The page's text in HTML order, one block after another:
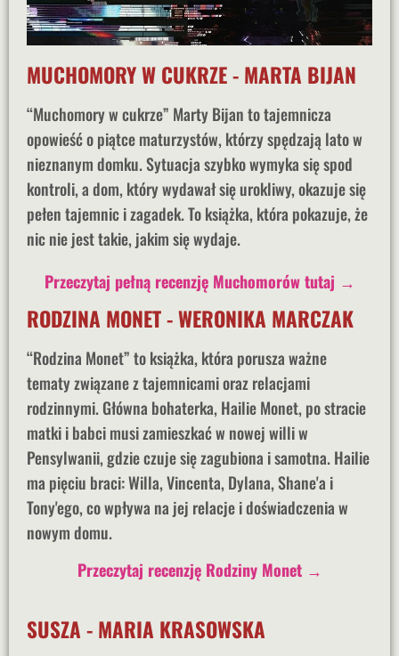
MUCHOMORY W CUKRZE - MARTA BIJAN
“Muchomory w cukrze” Marty Bijan to tajemnicza
opowieść o piątce maturzystów, którzy spędzają lato w
nieznanym domku. Sytuacja szybko wymyka się spod
kontroli, a dom, który wydawał się urokliwy, okazuje się
pełen tajemnic i zagadek. To książka, która pokazuje, że
nic nie jest takie, jakim się wydaje.
Przeczytaj pełną recenzję Muchomorów tutaj →
RODZINA MONET - WERONIKA MARCZAK
“Rodzina Monet” to książka, która porusza ważne
tematy związane z tajemnicami oraz relacjami
rodzinnymi. Główna bohaterka, Hailie Monet, po stracie
matki i babci musi zamieszkać w nowej willi w
Pensylwanii, gdzie czuje się zagubiona i samotna. Hailie
ma pięciu braci: Willa, Vincenta, Dylana, Shane'a i
Tony'ego, co wpływa na jej relacje i doświadczenia w
nowym domu.
Przeczytaj recenzję Rodziny Monet →
SUSZA - MARIA KRASOWSKA